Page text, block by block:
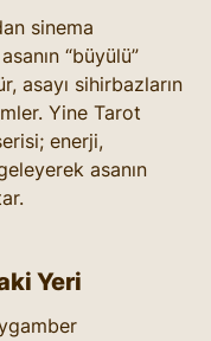
sinema
“büyülü”
asayı sihirbazların
Yine Tarot
enerji,
asanın
Yeri